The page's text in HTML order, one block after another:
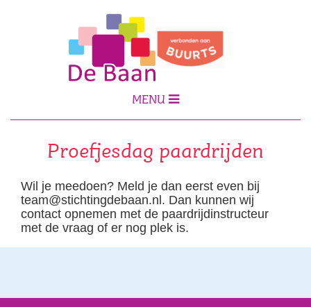
MENU
Proefjesdag paardrijden
Wil je meedoen? Meld je dan eerst even bij
team@stichtingdebaan.nl. Dan kunnen wij
contact opnemen met de paardrijdinstructeur
met de vraag of er nog plek is.